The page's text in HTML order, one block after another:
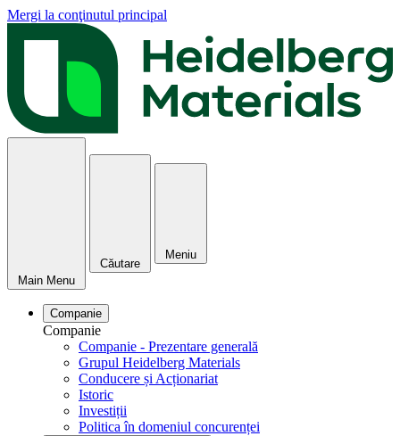
Mergi la conţinutul principal
Main Menu
Căutare
Meniu
Companie
Companie
Companie - Prezentare generală
Grupul Heidelberg Materials
Conducere și Acționariat
Istoric
Investiții
Politica în domeniul concurenței